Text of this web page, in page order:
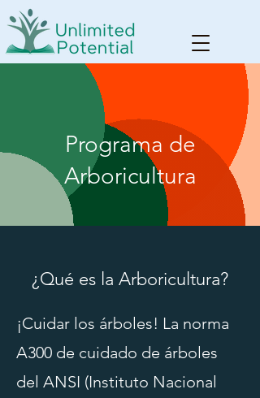
Programa de
Arboricultura
¿Qué es la Arboricultura?
¡Cuidar los árboles! La norma
A300 de cuidado de árboles
del ANSI (Instituto Nacional